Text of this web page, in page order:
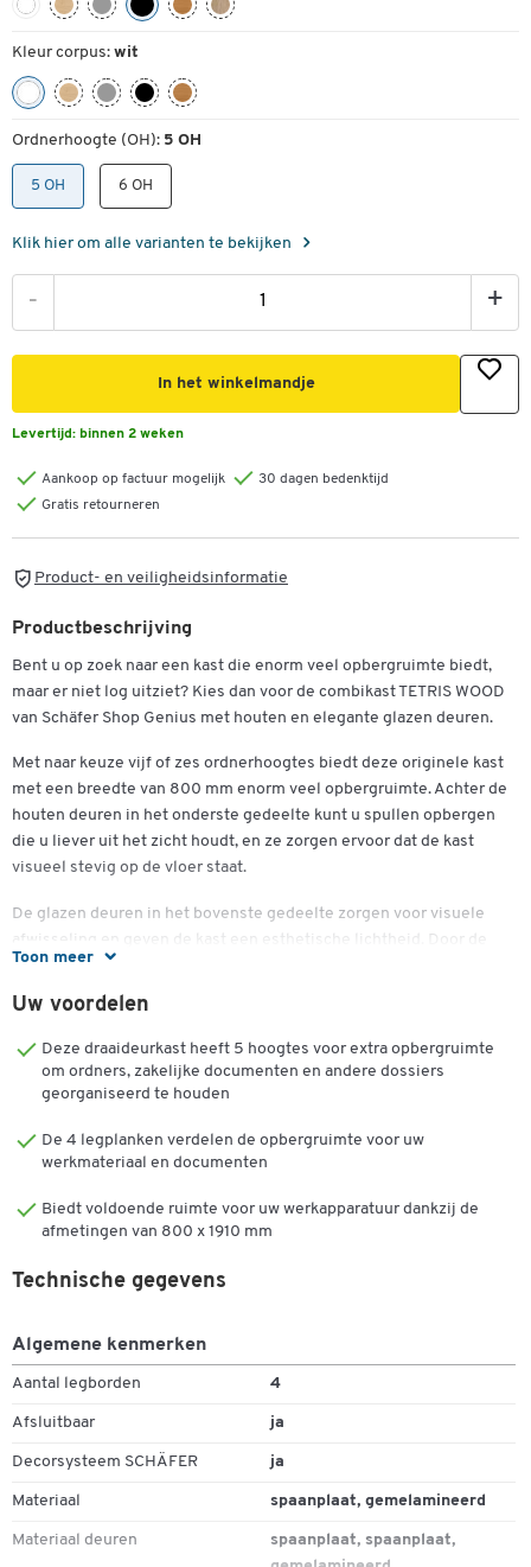
Kleur corpus: wit
Ordnerhoogte (OH): 5 OH
5 OH 6 OH
Klik hier om alle varianten te bekijken
- +
In het winkelmandje
Levertijd: binnen 2 weken
Aankoop op factuur mogelijk
30 dagen bedenktijd
Gratis retourneren
Product- en veiligheidsinformatie
Toon meer
Productbeschrijving
Bent u op zoek naar een kast die enorm veel opbergruimte biedt,
maar er niet log uitziet? Kies dan voor de combikast TETRIS WOOD
van Schäfer Shop Genius met houten en elegante glazen deuren.
Met naar keuze vijf of zes ordnerhoogtes biedt deze originele kast
met een breedte van 800 mm enorm veel opbergruimte. Achter de
houten deuren in het onderste gedeelte kunt u spullen opbergen
die u liever uit het zicht houdt, en ze zorgen ervoor dat de kast
visueel stevig op de vloer staat.
De glazen deuren in het bovenste gedeelte zorgen voor visuele
afwisseling en geven de kast een esthetische lichtheid. Door de
semi-transparante ruiten zijn de opgeborgen spullen zichtbaar,
maar toch beschermd tegen stof en vuil.
Om ervoor te zorgen dat hij bij de andere rekken en kasten uit de
serie past, is de combikast TETRIS WOOD van Schäfer Shop Genius
– net als alle elementen uit het assortiment – verkrijgbaar in
TETRIS WOOD is een uiterst veelzijdig en uitgebreid houten
verschillende, op elkaar afgestemde breedtes en hoogtes, en
dankzij de modulaire componenten zijn de
combinatiemogelijkheden eindeloos.
Drielaagse spaanplaten emissieklasse E1, aan beide zijden
voorzien van een melamineharscoating, oppervlakken
mm dik
Stevige zichtbare achterwand in hetzelfde decor als de kast
kast als ruimteverdeler te gebruiken
Uw voordelen
Deze draaideurkast heeft 5 hoogtes voor extra opbergruimte
om ordners, zakelijke documenten en andere dossiers
georganiseerd te houden
De 4 legplanken verdelen de opbergruimte voor uw
werkmateriaal en documenten
Biedt voldoende ruimte voor uw werkapparatuur dankzij de
afmetingen van 800 x 1910 mm
Technische gegevens
Algemene kenmerken
Aantal legborden 4
Afsluitbaar ja
Decorsysteem SCHÄFER ja
Materiaal spaanplaat, gemelamineerd
Materiaal deuren
spaanplaat, spaanplaat,